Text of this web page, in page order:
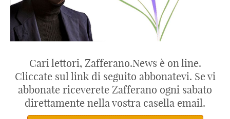
Cari lettori, Zafferano.News è on line.
Cliccate sul link di seguito abbonatevi. Se vi
abbonate riceverete Zafferano ogni sabato
direttamente nella vostra casella email.